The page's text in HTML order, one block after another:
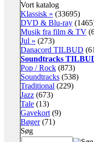
Vort katalog
Klassisk » (33695)
DVD & Blu-ray
Musik fra film & TV
Jul » (273)
Danacord TILBUD
Soundtracks
Pop / Rock (873)
Soundtracks (538)
Traditional (229)
Jazz (673)
Tale (13)
Gavekort (9)
Bøger(71)
Søg